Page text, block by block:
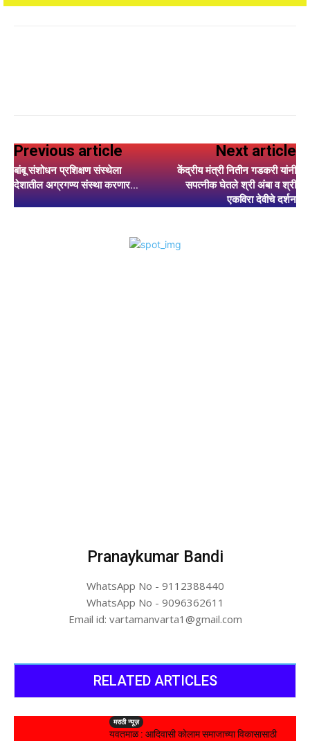
Previous article
बांबू संशोधन प्रशिक्षण संस्थेला
देशातील अग्रगण्य संस्था करणार…
Next article
केंद्रीय मंत्री नितीन गडकरी यांनी
सपत्नीक घेतले श्री अंबा व श्री
एकविरा देवीचे दर्शन
Pranaykumar Bandi
WhatsApp No - 9112388440
WhatsApp No - 9096362611
Email id: vartamanvarta1@gmail.com
RELATED ARTICLES
मराठी न्यूज़
यवतमाळ : आदिवासी कोलाम समाजाच्या विकासासाठी